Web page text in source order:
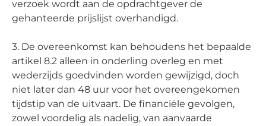
verzoek wordt aan de opdrachtgever de
gehanteerde prijslijst overhandigd.
3. De overeenkomst kan behoudens het bepaalde
artikel 8.2 alleen in onderling overleg en met
wederzijds goedvinden worden gewijzigd, doch
niet later dan 48 uur voor het overeengekomen
tijdstip van de uitvaart. De financiële gevolgen,
zowel voordelig als nadelig, van aanvaarde